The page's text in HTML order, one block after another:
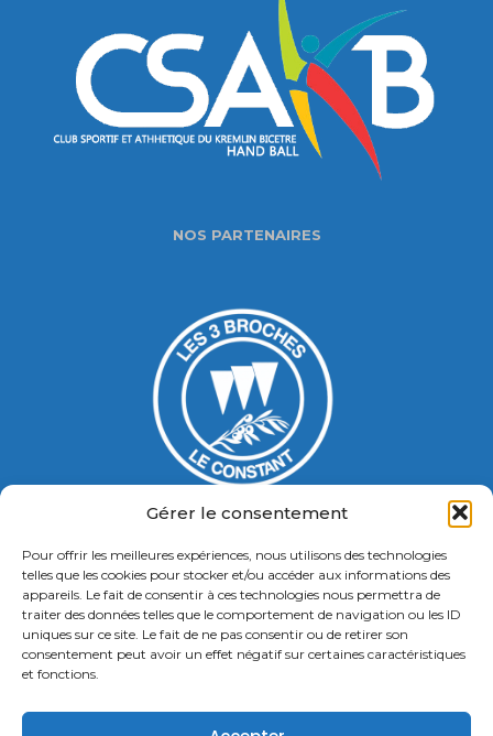
Gérer le consentement
Pour offrir les meilleures expériences, nous utilisons des technologies
telles que les cookies pour stocker et/ou accéder aux informations des
appareils. Le fait de consentir à ces technologies nous permettra de
traiter des données telles que le comportement de navigation ou les ID
uniques sur ce site. Le fait de ne pas consentir ou de retirer son
consentement peut avoir un effet négatif sur certaines caractéristiques
et fonctions.
NOS PARTENAIRES
Gymnase Jacques Ducasse
5 Bd Chastenet de Géry
Contact : 01 46 58 49 88